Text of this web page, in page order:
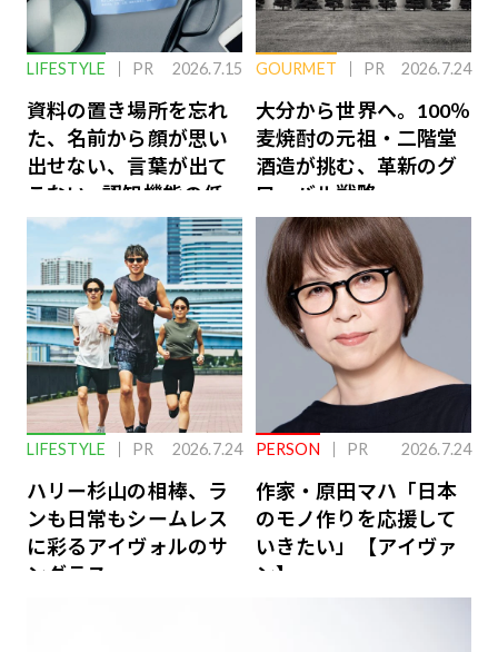
LIFESTYLE PR 2026.7.15
資料の置き場所を忘れ
た、名前から顔が思い
出せない、言葉が出て
こない…認知機能の低
下を救う、脳のインナ
ーケアとは
GOURMET PR 2026.7.24
大分から世界へ。100％
麦焼酎の元祖・二階堂
酒造が挑む、革新のグ
ローバル戦略
LIFESTYLE PR 2026.7.24
ハリー杉山の相棒、ラ
ンも日常もシームレス
に彩るアイヴォルのサ
ングラス
PERSON PR 2026.7.24
作家・原田マハ「日本
のモノ作りを応援して
いきたい」【アイヴァ
ン】